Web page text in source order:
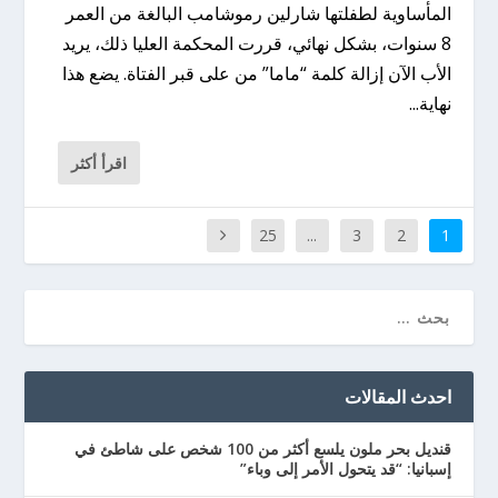
المأساوية لطفلتها شارلين رموشامب البالغة من العمر
8 سنوات، بشكل نهائي، قررت المحكمة العليا ذلك، يريد
الأب الآن إزالة كلمة “ماما” من على قبر الفتاة. يضع هذا
نهاية...
اقرأ أكثر
1
2
3
...
25
احدث المقالات
قنديل بحر ملون يلسع أكثر من 100 شخص على شاطئ في
إسبانيا: “قد يتحول الأمر إلى وباء”